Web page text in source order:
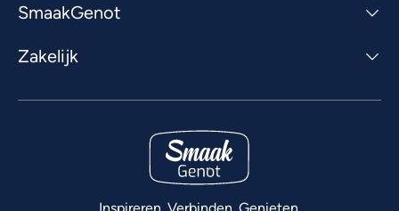
SmaakGenot
Zakelijk
Inspireren. Verbinden. Genieten.